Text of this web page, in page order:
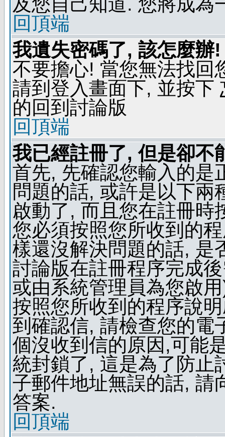
回頂端
我遺失密碼了, 該怎麼辦!
不要擔心! 當您無法找回
請到登入畫面下, 並按下
的回到討論版
回頂端
我已經註冊了, 但是卻不
首先, 先確認您輸入的是
問題的話, 或許是以下兩
啟動了, 而且您在註冊時
您必須按照您所收到的
樣還沒解決問題的話, 是
討論版在註冊程序完成
或由系統管理員為您啟
按照您所收到的程序說
到確認信, 請檢查您的電
個沒收到信的原因,可能
統封鎖了, 這是為了防止
子郵件地址無誤的話, 請
答案.
回頂端